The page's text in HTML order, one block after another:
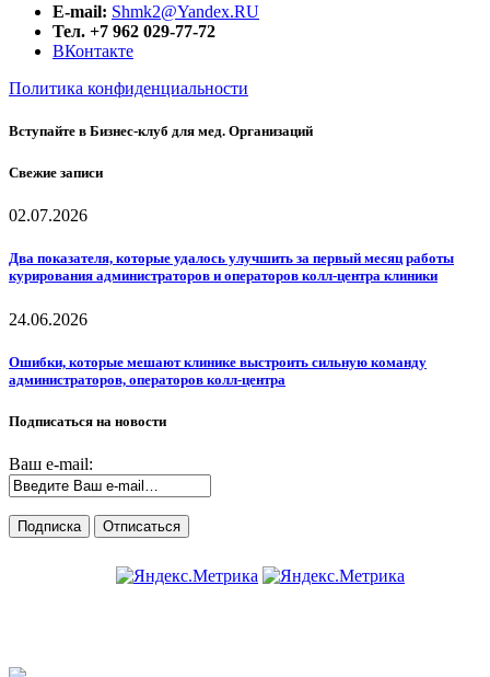
E-mail: Shmk2@Yandex.RU
Тел. +7 962 029-77-72
ВКонтакте
Политика конфиденциальности
Вступайте в Бизнес-клуб для мед. Организаций
Свежие записи
02.07.2026
Два показателя, которые удалось улучшить за первый месяц работы
курирования администраторов и операторов колл-центра клиники
24.06.2026
Ошибки, которые мешают клинике выстроить сильную команду
администраторов, операторов колл-центра
Подписаться на новости
Ваш e-mail: